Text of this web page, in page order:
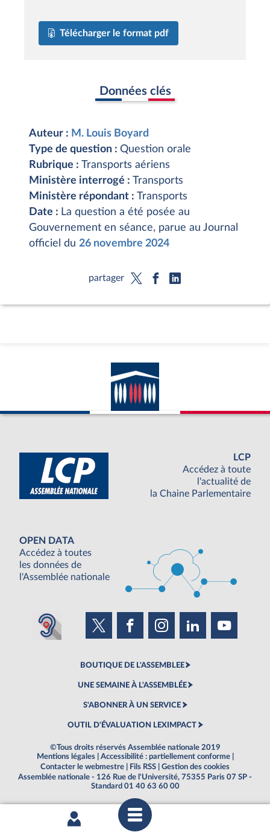
Télécharger le format pdf
Données clés
Auteur : M. Louis Boyard
Type de question : Question orale
Rubrique : Transports aériens
Ministère interrogé : Transports
Ministère répondant : Transports
Date : La question a été posée au
Gouvernement en séance, parue au Journal
officiel du 26 novembre 2024
partager
LCP
Accédez à toute
l'actualité de
la Chaine Parlementaire
OPEN DATA
Accédez à toutes
les données de
l'Assemblée nationale
BOUTIQUE DE L'ASSEMBLEE
UNE SEMAINE À L'ASSEMBLÉE
S'ABONNER À UN SERVICE
OUTIL D'ÉVALUATION LEXIMPACT
©Tous droits réservés Assemblée nationale 2019
Mentions légales
Accessibilité : partiellement conforme
Contacter le webmestre
Fils RSS
Gestion des cookies
Assemblée nationale - 126 Rue de l'Université, 75355 Paris 07 SP -
Standard 01 40 63 60 00